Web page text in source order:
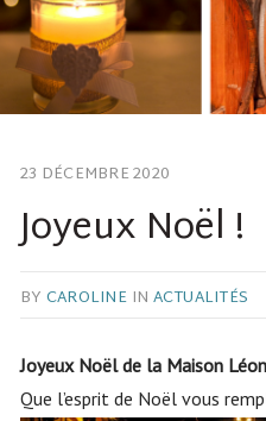
23 DÉCEMBRE 2020
Joyeux Noël !
BY CAROLINE IN ACTUALITÉS
Joyeux Noël de la Maison
Que l’esprit de Noël vous